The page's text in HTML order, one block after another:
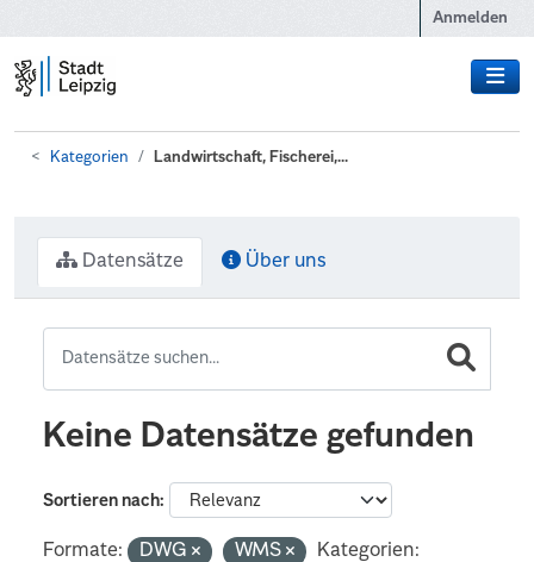
Anmelden
Kategorien Landwirtschaft, Fischerei,...
Datensätze Über uns
Keine Datensätze gefunden
Sortieren nach
Formate: DWG WMS
Kategorien: